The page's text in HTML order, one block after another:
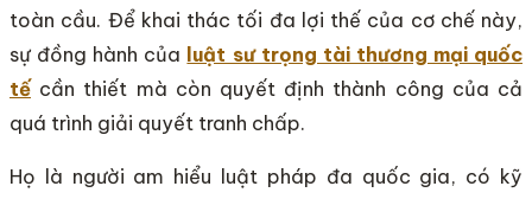
toàn cầu. Để khai thác tối đa lợi thế của cơ chế này,
sự đồng hành của luật sư trọng tài thương mại quốc
tế cần thiết mà còn quyết định thành công của cả
quá trình giải quyết tranh chấp.
Họ là người am hiểu luật pháp đa quốc gia, có kỹ